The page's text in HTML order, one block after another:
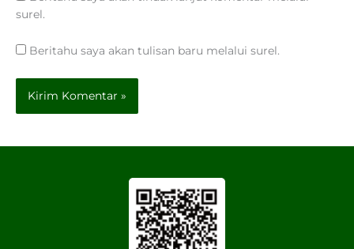
surel.
Beritahu saya akan tulisan baru melalui surel.